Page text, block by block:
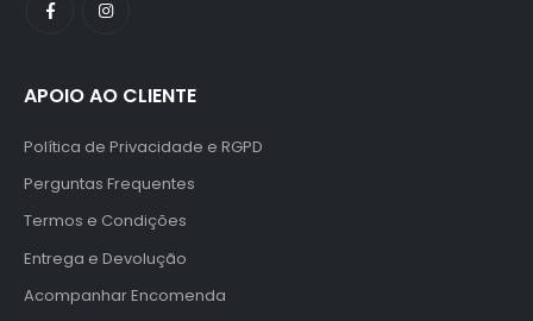
APOIO AO CLIENTE
Política de Privacidade e RGPD
Perguntas Frequentes
Termos e Condições
Entrega e Devolução
Acompanhar Encomenda